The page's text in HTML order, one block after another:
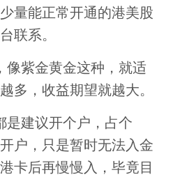
量能正常开通的港美股
联系。
像紫金黄金这种，就适
多，收益期望就越大。
是建议开个户，占个
户，只是暂时无法入金
卡后再慢慢入，毕竟目